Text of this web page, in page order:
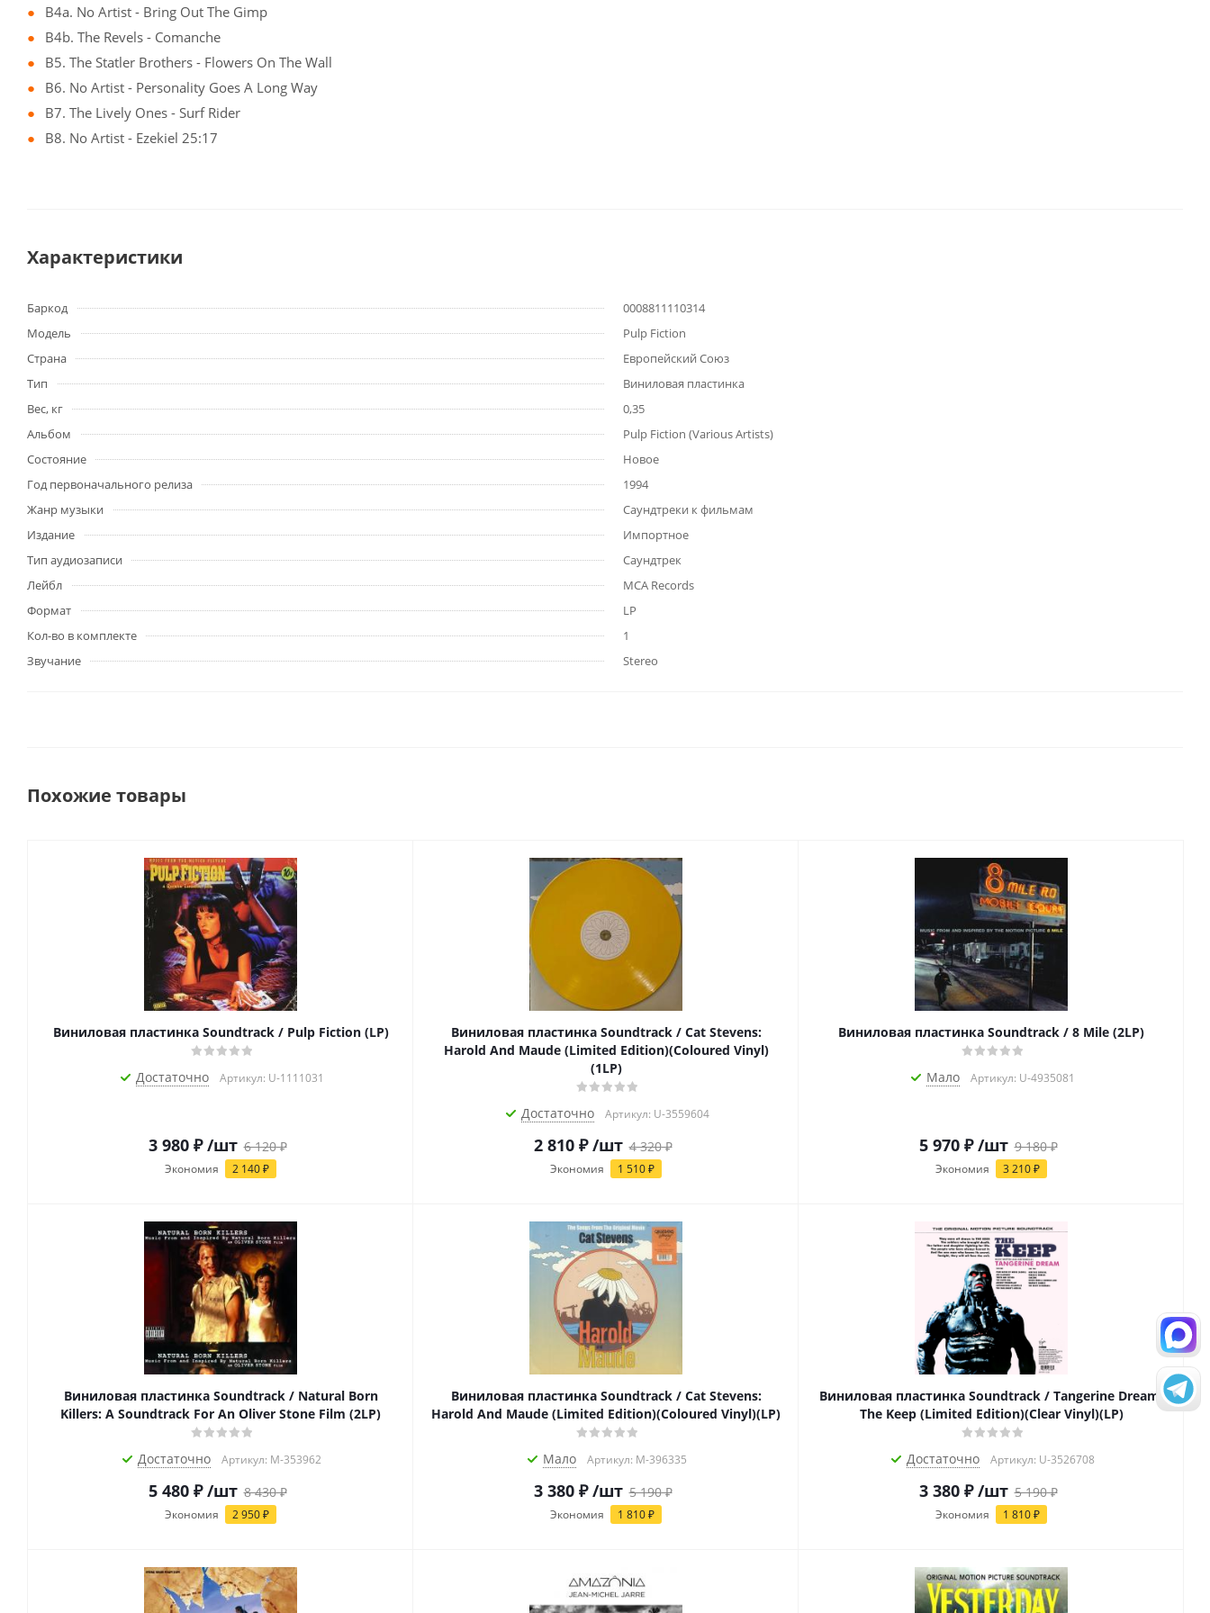
B4a. No Artist - Bring Out The Gimp
B4b. The Revels - Comanche
B5. The Statler Brothers - Flowers On The Wall
B6. No Artist - Personality Goes A Long Way
B7. The Lively Ones - Surf Rider
B8. No Artist - Ezekiel 25:17
Характеристики
Баркод
0008811110314
Модель
Pulp Fiction
Страна
Европейский Союз
Тип
Виниловая пластинка
Вес, кг
0,35
Альбом
Pulp Fiction (Various Artists)
Состояние
Новое
Год первоначального релиза
1994
Жанр музыки
Саундтреки к фильмам
Издание
Импортное
Тип аудиозаписи
Саундтрек
Лейбл
MCA Records
Формат
LP
Кол-во в комплекте
1
Звучание
Stereo
Похожие товары
Виниловая пластинка Soundtrack / Pulp Fiction (LP)
Достаточно Артикул: U-1111031
3 980₽ /шт 6 120₽
Экономия 2 140₽
Виниловая пластинка Soundtrack / Cat Stevens:
Harold And Maude (Limited Edition)(Coloured Vinyl)
(1LP)
Достаточно Артикул: U-3559604
2 810₽ /шт 4 320₽
Экономия 1 510₽
Виниловая пластинка Soundtrack / 8 Mile (2LP)
Мало Артикул: U-4935081
5 970₽ /шт 9 180₽
Экономия 3 210₽
Виниловая пластинка Soundtrack / Natural Born
Killers: A Soundtrack For An Oliver Stone Film (2LP)
Достаточно Артикул: M-353962
5 480₽ /шт 8 430₽
Экономия 2 950₽
Виниловая пластинка Soundtrack / Cat Stevens:
Harold And Maude (Limited Edition)(Coloured Vinyl)(LP)
Мало Артикул: M-396335
3 380₽ /шт 5 190₽
Экономия 1 810₽
Виниловая пластинка Soundtrack / Tangerine Dream:
The Keep (Limited Edition)(Clear Vinyl)(LP)
Достаточно Артикул: U-3526708
3 380₽ /шт 5 190₽
Экономия 1 810₽